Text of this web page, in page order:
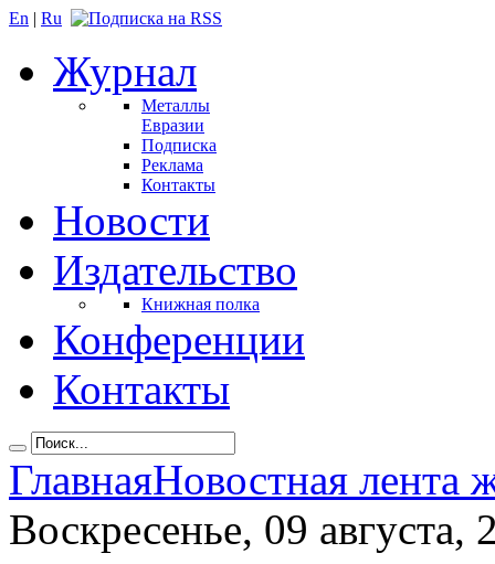
En | Ru
Журнал
Металлы
Евразии
Подписка
Реклама
Контакты
Новости
Издательство
Книжная полка
Конференции
Контакты
ГлавнаяНовостная лента
Воскресенье, 09 августа,